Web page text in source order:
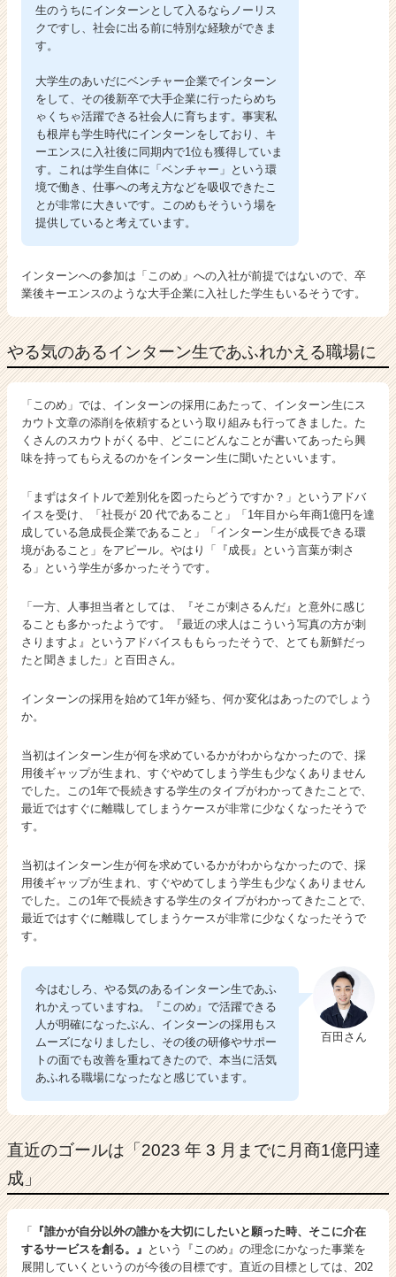
生のうちにインターンとして入るならノーリス
クですし、社会に出る前に特別な経験ができま
す。
大学生のあいだにベンチャー企業でインターン
をして、その後新卒で大手企業に行ったらめち
ゃくちゃ活躍できる社会人に育ちます。事実私
も根岸も学生時代にインターンをしており、キ
ーエンスに入社後に同期内で1位も獲得していま
す。これは学生自体に「ベンチャー」という環
境で働き、仕事への考え方などを吸収できたこ
とが非常に大きいです。このめもそういう場を
提供していると考えています。
インターンへの参加は「このめ」への入社が前提ではないので、卒
業後キーエンスのような大手企業に入社した学生もいるそうです。
やる気のあるインターン生であふれかえる職場に
「このめ」では、インターンの採用にあたって、インターン生にス
カウト文章の添削を依頼するという取り組みも行ってきました。た
くさんのスカウトがくる中、どこにどんなことが書いてあったら興
味を持ってもらえるのかをインターン生に聞いたといいます。
「まずはタイトルで差別化を図ったらどうですか？」というアドバ
イスを受け、「社長が 20 代であること」「1年目から年商1億円を達
成している急成長企業であること」「インターン生が成長できる環
境があること」をアピール。やはり「『成長』という言葉が刺さ
る」という学生が多かったそうです。
「一方、人事担当者としては、『そこが刺さるんだ』と意外に感じ
ることも多かったようです。『最近の求人はこういう写真の方が刺
さりますよ』というアドバイスももらったそうで、とても新鮮だっ
たと聞きました」と百田さん。
インターンの採用を始めて1年が経ち、何か変化はあったのでしょう
か。
当初はインターン生が何を求めているかがわからなかったので、採
用後ギャップが生まれ、すぐやめてしまう学生も少なくありません
でした。この1年で長続きする学生のタイプがわかってきたことで、
最近ではすぐに離職してしまうケースが非常に少なくなったそうで
す。
当初はインターン生が何を求めているかがわからなかったので、採
用後ギャップが生まれ、すぐやめてしまう学生も少なくありません
でした。この1年で長続きする学生のタイプがわかってきたことで、
最近ではすぐに離職してしまうケースが非常に少なくなったそうで
す。
百田さん
今はむしろ、やる気のあるインターン生であふ
れかえっていますね。『このめ』で活躍できる
人が明確になったぶん、インターンの採用もス
ムーズになりましたし、その後の研修やサポー
トの面でも改善を重ねてきたので、本当に活気
あふれる職場になったなと感じています。
直近のゴールは「2023 年 3 月までに月商1億円達
成」
「 『誰かが自分以外の誰かを大切にしたいと願った時、そこに介在
するサービスを創る。』 という『このめ』の理念にかなった事業を
展開していくというのが今後の目標です。直近の目標としては、202